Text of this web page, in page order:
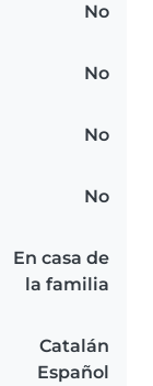
No
No
No
No
En casa de
la familia
Catalán
Español